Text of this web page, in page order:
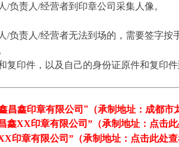
/负责人/经营者到印章公司采集人像。
/负责人/经营者无法到场的，需要签字按
复印件，以及自己的身份证原件和复印件
昌鑫印章有限公司 ”（承制地址：成都市
鑫XX印章有限公司 ” （承制地址： 点击
印章有限公司 ” （承制地址： 点击此处